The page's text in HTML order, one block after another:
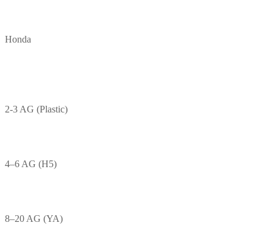
Honda
2-3 AG (Plastic)
4–6 AG (H5)
8–20 AG (YA)